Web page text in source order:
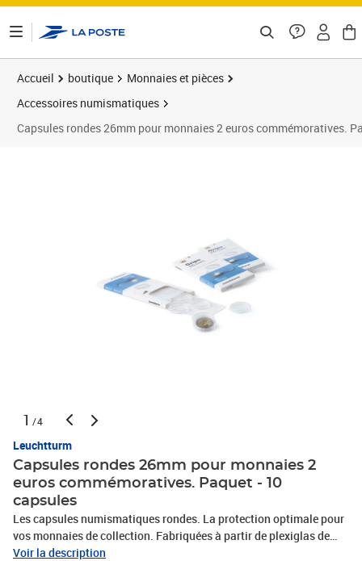
Accueil boutique
Monnaies et pièces
Accessoires numismatiques
Capsules rondes 26mm pour monnaies 2 euros commémoratives.
1 /4
Leuchtturm
Capsules rondes 26mm pour monnaies 2
euros commémoratives. Paquet - 10
capsules
Les capsules numismatiques rondes. La protection optimale pour
vos monnaies de collection. Fabriquées à partir de plexiglas de
haute qualité, résistant aux rayures. Les capsules s'ouvrent
Voir la description